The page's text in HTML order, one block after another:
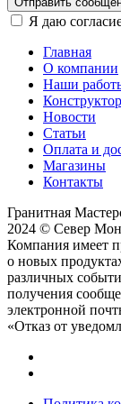
Я даю
Главная
О компании
Наши
Новости
Статьи
Оплата и
Магазины
Контакты
Гранитная
2024 © Север
Компания имеет
о новых
различных
получения
электронной
«Отказ от